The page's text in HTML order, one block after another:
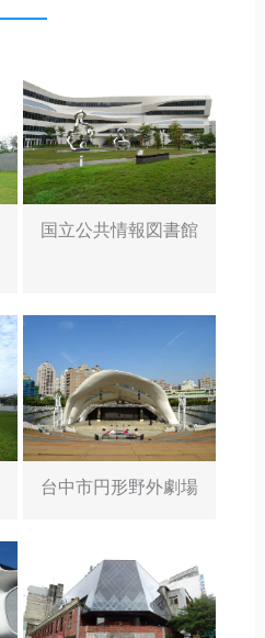
国立公共情報図書館
台中市円形野外劇場